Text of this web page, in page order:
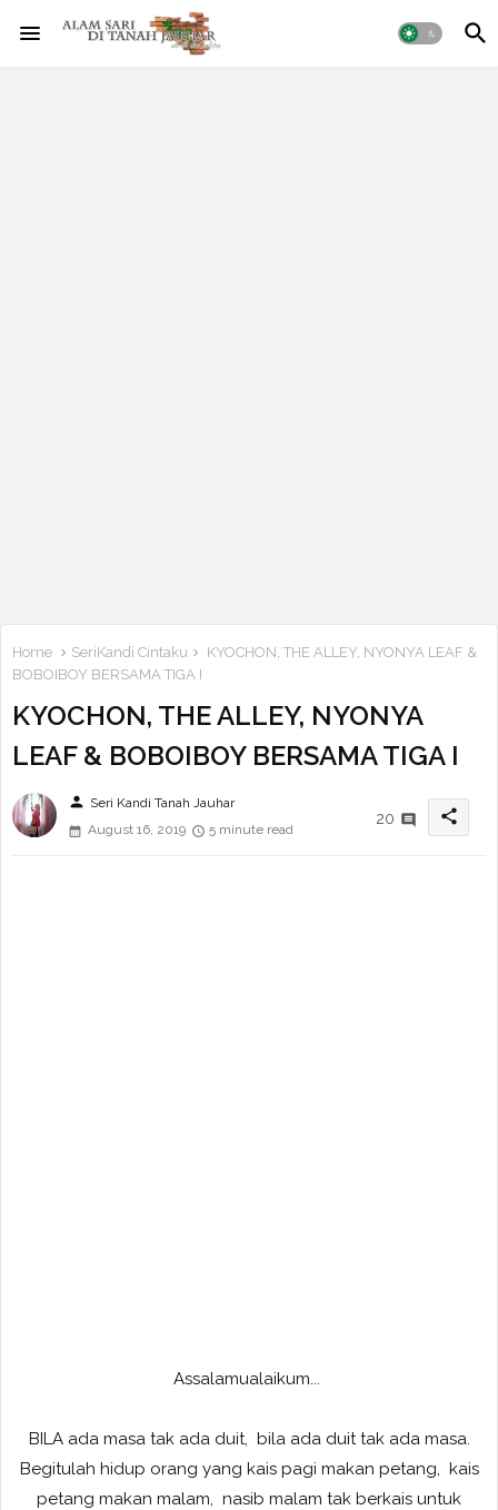
Home SeriKandi Cintaku
KYOCHON, THE ALLEY, NYONYA LEAF &
BOBOIBOY BERSAMA TIGA I
KYOCHON, THE ALLEY, NYONYA
LEAF & BOBOIBOY BERSAMA TIGA I
person Seri Kandi Tanah Jauhar
August 16, 2019
5 minute read
20 share
Assalamualaikum...
BILA ada masa tak ada duit, bila ada duit tak ada masa.
Begitulah hidup orang yang kais pagi makan petang, kais
petang makan malam, nasib malam tak berkais untuk